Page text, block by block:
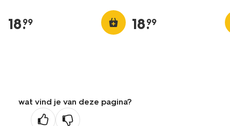
18.
99 18.
99
wat vind je van deze pagina?